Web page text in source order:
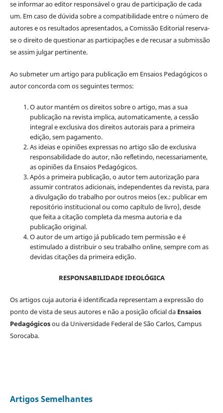
se informar ao editor responsável o grau de participação de cada
um. Em caso de dúvida sobre a compatibilidade entre o número de
autores e os resultados apresentados, a Comissão Editorial reserva-
se o direito de questionar as participações e de recusar a submissão
se assim julgar pertinente.
Ao submeter um artigo para publicação em Ensaios Pedagógicos o
autor concorda com os seguintes termos:
O autor mantém os direitos sobre o artigo, mas a sua
publicação na revista implica, automaticamente, a cessão
integral e exclusiva dos direitos autorais para a primeira
edição, sem pagamento.
As ideias e opiniões expressas no artigo são de exclusiva
responsabilidade do autor, não refletindo, necessariamente,
as opiniões da Ensaios Pedagógicos.
Após a primeira publicação, o autor tem autorização para
assumir contratos adicionais, independentes da revista, para
a divulgação do trabalho por outros meios (ex.: publicar em
repositório institucional ou como capítulo de livro), desde
que feita a citação completa da mesma autoria e da
publicação original.
O autor de um artigo já publicado tem permissão e é
estimulado a distribuir o seu trabalho online, sempre com as
devidas citações da primeira edição.
RESPONSABILIDADE IDEOLÓGICA
Os artigos cuja autoria é identificada representam a expressão do
ponto de vista de seus autores e não a posição oficial da Ensaios
Pedagógicosou da Universidade Federal de São Carlos, Campus
Sorocaba.
Artigos Semelhantes